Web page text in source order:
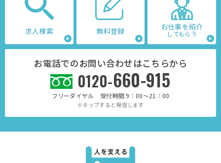
求人検索 無料登録 お仕事を紹介
してもらう
お電話でのお問い合わせはこちらから
0120-660-915
フリーダイヤル 受付時間 9：00～21：00
※タップすると発信します